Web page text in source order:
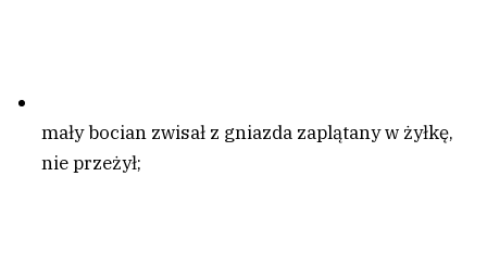
mały bocian zwisał z gniazda zaplątany w żyłkę,
nie przeżył;